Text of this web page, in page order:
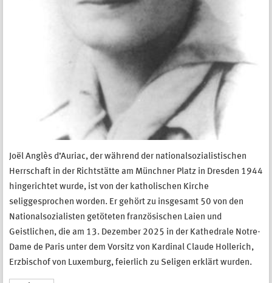
Joël Anglès d’Auriac, der während der nationalsozialistischen
Herrschaft in der Richtstätte am Münchner Platz in Dresden 1944
hingerichtet wurde, ist von der katholischen Kirche
seliggesprochen worden. Er gehört zu insgesamt 50 von den
Nationalsozialisten getöteten französischen Laien und
Geistlichen, die am 13. Dezember 2025 in der Kathedrale Notre-
Dame de Paris unter dem Vorsitz von Kardinal Claude Hollerich,
Erzbischof von Luxemburg, feierlich zu Seligen erklärt wurden.